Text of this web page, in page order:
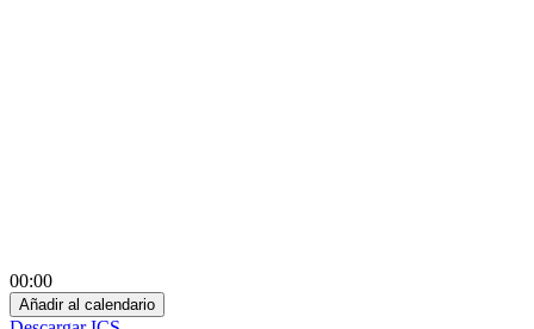
00:00
Añadir al calendario